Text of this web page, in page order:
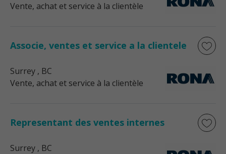
Vente, achat et service à la clientèle
Associe, ventes et service a la clientele
Surrey , BC
Vente, achat et service à la clientèle
Representant des ventes internes
Surrey , BC